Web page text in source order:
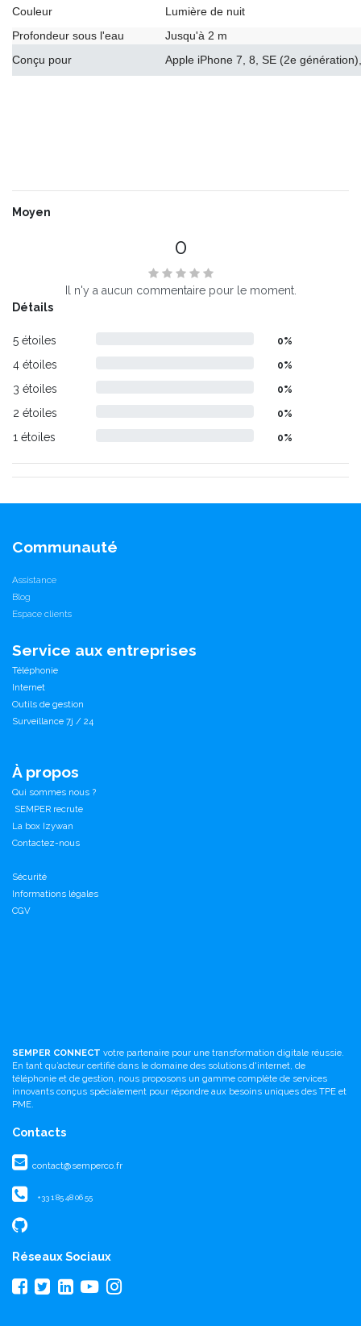
Couleur
Lumière de nuit
Profondeur sous l'eau
Jusqu'à 2 m
Conçu pour
Apple iPhone 7, 8, SE (2e
Moyen
0
Il n'y a aucun commentaire pour le moment.
Détails
5 étoiles 0%
4 étoiles 0%
3 étoiles 0%
2 étoiles 0%
1 étoiles 0%
Communauté
Assistance
Blog
Espace clients
Service aux entreprises
Téléphonie
Internet
Outils de gestion
Surveillance 7j / 24
À propos
Qui sommes nous ?
SEMPER recrute
La box Izywan
Contactez-nous
Sécurité
Informations légales
CGV
SEMPER CONNECT votre partenaire pour une transformation digitale réussie.
En tant qu’acteur certifié dans le domaine des solutions d'internet, de
téléphonie et de gestion, nous proposons un gamme complète de services
innovants conçus spécialement pour répondre aux besoins uniques des TPE et
PME.
Contacts
contact@semperco.fr
+33 1 85 48 06 55
Réseaux Sociaux